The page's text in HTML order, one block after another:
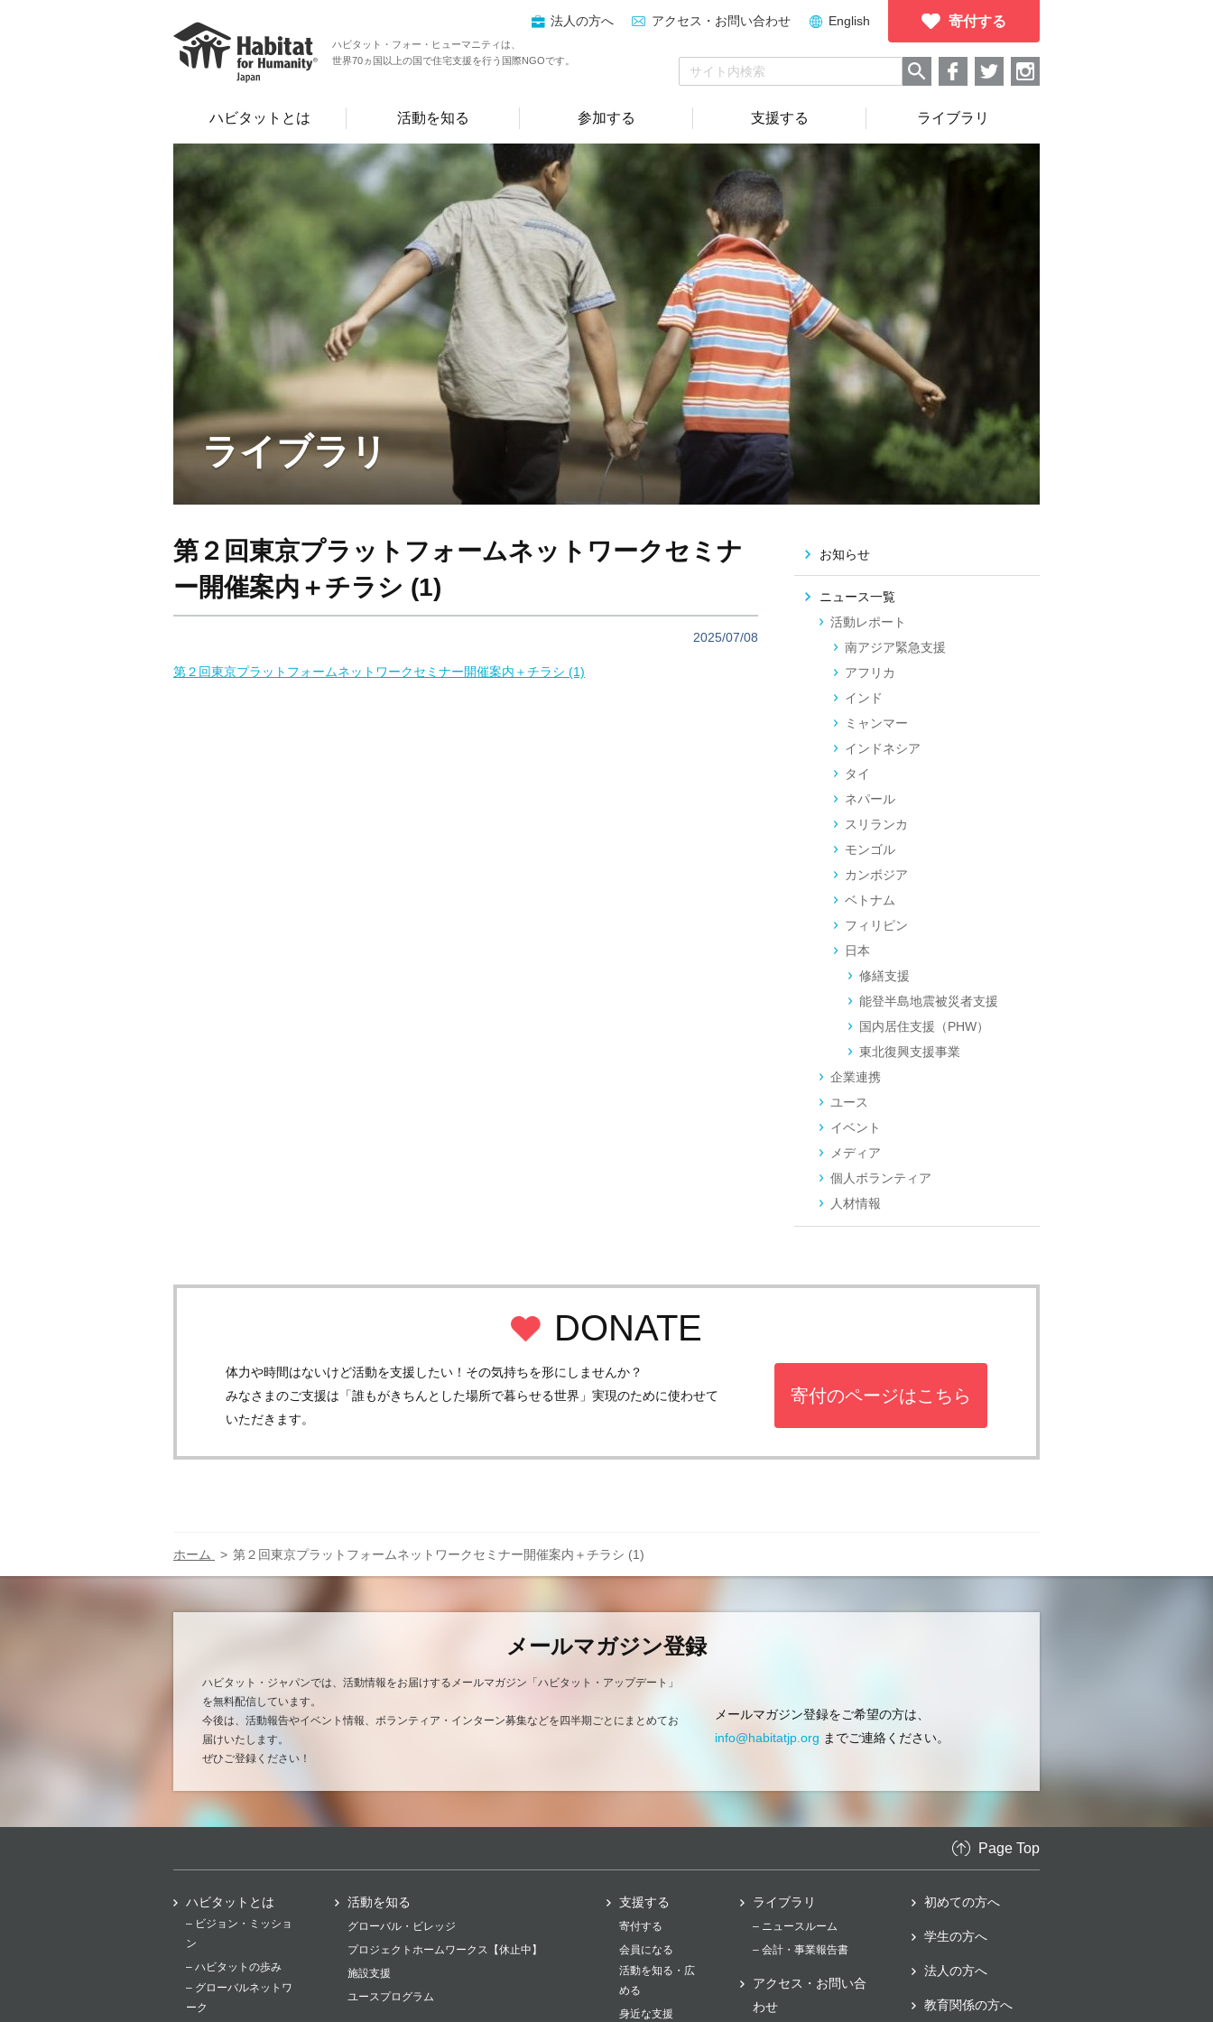
ハビタット・フォー・ヒューマニティは、
世界70ヵ国以上の国で住宅支援を行う国際NGOです。
寄付する
法人の方へ アクセス・お問い合わせ English
ハビタットとは 活動を知る 参加する 支援する ライブラリ
ライブラリ
第２回東京プラットフォームネットワークセミナ
ー開催案内＋チラシ (1)
2025/07/08
第２回東京プラットフォームネットワークセミナー開催案内＋チラシ (1)
お知らせ
ニュース一覧
活動レポート
南アジア緊急支援
アフリカ
インド
ミャンマー
インドネシア
タイ
ネパール
スリランカ
モンゴル
カンボジア
ベトナム
フィリピン
日本
修繕支援
能登半島地震被災者支援
国内居住支援（PHW）
東北復興支援事業
企業連携
ユース
イベント
メディア
個人ボランティア
人材情報
DONATE
体力や時間はないけど活動を支援したい！その気持ちを形にしませんか？
みなさまのご支援は「誰もがきちんとした場所で暮らせる世界」実現のために使わせて
いただきます。
寄付のページはこちら
ホーム 第２回東京プラットフォームネットワークセミナー開催案内＋チラシ (1)
メールマガジン登録
ハビタット・ジャパンでは、活動情報をお届けするメールマガジン「ハビタット・アップデート」
を無料配信しています。
今後は、活動報告やイベント情報、ボランティア・インターン募集などを四半期ごとにまとめてお
届けいたします。
ぜひご登録ください！
メールマガジン登録をご希望の方は、
info@habitatjp.org までご連絡ください。
Page Top
ハビタットとは
– ビジョン・ミッショ
ン
– ハビタットの歩み
– グローバルネットワ
ーク
活動を知る
グローバル・ビレッジ
プロジェクトホームワークス【休止中】
施設支援
ユースプログラム
支援する
寄付する
会員になる
活動を知る・広
める
身近な支援
ライブラリ
– ニュースルーム
– 会計・事業報告書
アクセス・お問い合
わせ
初めての方へ
学生の方へ
法人の方へ
教育関係の方へ